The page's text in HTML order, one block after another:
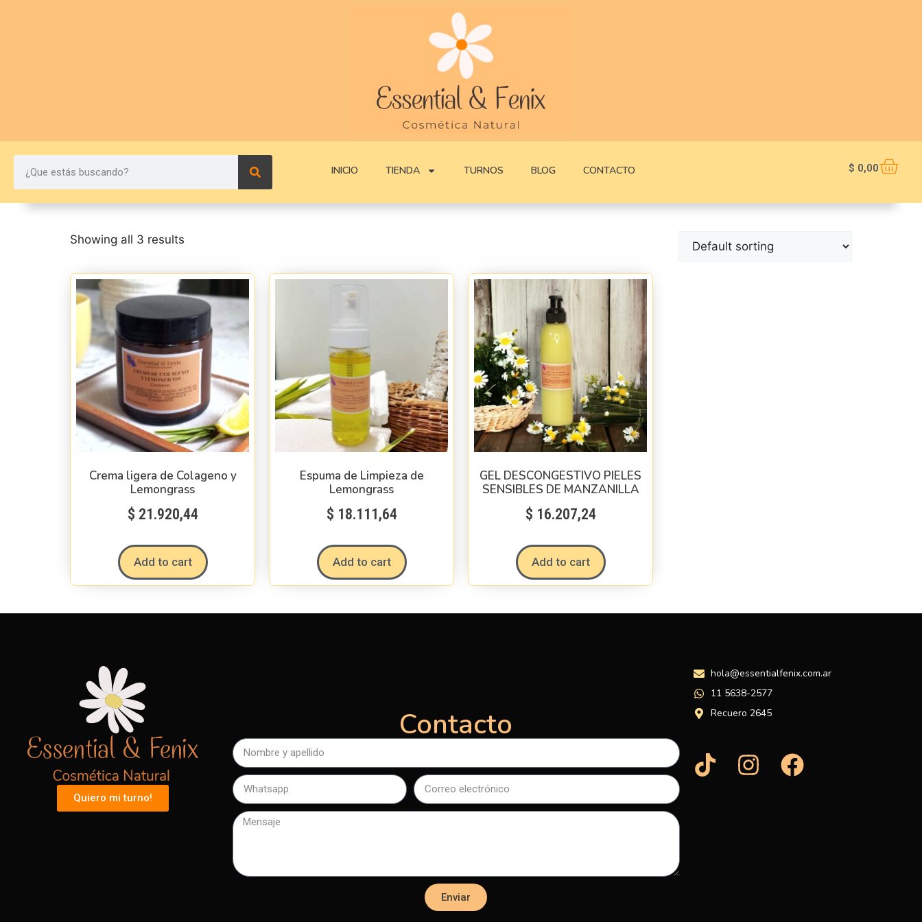
INICIO TIENDA TURNOS BLOG CONTACTO $ 0,00
Showing all 3 results
Crema ligera de Colageno y
Lemongrass
$ 21.920,44
Add to cart
Espuma de Limpieza de
Lemongrass
$ 18.111,64
Add to cart
GEL DESCONGESTIVO PIELES
SENSIBLES DE MANZANILLA
$ 16.207,24
Add to cart
Quiero mi turno!
Contacto
Enviar
hola@essentialfenix.com.ar
11 5638-2577
Recuero 2645